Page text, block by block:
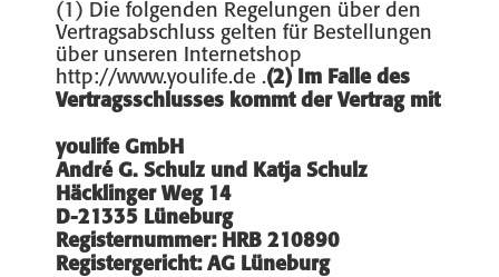
(1) Die folgenden Regelungen über den
Vertragsabschluss gelten für Bestellungen
über unseren Internetshop
http://www.youlife.de .(2) Im Falle des
Vertragsschlusses kommt der Vertrag mit
youlife GmbH
André G. Schulz und Katja Schulz
Häcklinger Weg 14
D-21335 Lüneburg
Registernummer: HRB 210890
Registergericht: AG Lüneburg